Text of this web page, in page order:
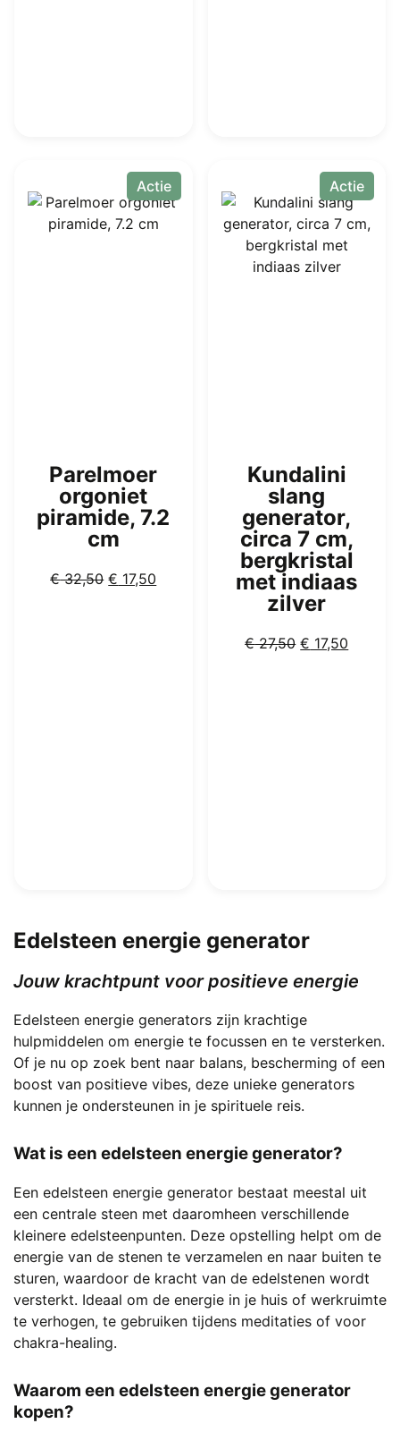
Actie
Parelmoer
orgoniet
piramide, 7.2
cm
€32,50 Oorspronkelijke
€ 17,50
Actie
Kundalini
slang
generator,
circa 7 cm,
bergkristal
met indiaas
zilver
€27,50 € 17,50
Edelsteen energie generator
Jouw krachtpunt voor positieve energie
Edelsteen energie generators zijn krachtige
hulpmiddelen om energie te focussen en te versterken.
Of je nu op zoek bent naar balans, bescherming of een
boost van positieve vibes, deze unieke generators
kunnen je ondersteunen in je spirituele reis.
Wat is een edelsteen energie generator?
Een edelsteen energie generator bestaat meestal uit
een centrale steen met daaromheen verschillende
kleinere edelsteenpunten. Deze opstelling helpt om de
energie van de stenen te verzamelen en naar buiten te
sturen, waardoor de kracht van de edelstenen wordt
versterkt. Ideaal om de energie in je huis of werkruimte
te verhogen, te gebruiken tijdens meditaties of voor
chakra-healing.
Waarom een edelsteen energie generator
kopen?